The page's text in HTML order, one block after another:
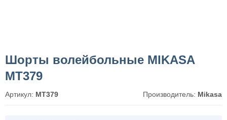
Шорты волейбольные MIKASA
MT379
Артикул: MT379 Производитель: Mikasa